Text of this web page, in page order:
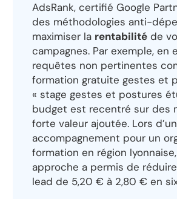
AdsRank, certifié Google
des méthodologies anti-
maximiser la rentabilité de
campagnes. Par exemple, en
requêtes non pertinentes
formation gratuite gestes et
« stage gestes et postures
budget est recentré sur des
forte valeur ajoutée. Lors d’un
accompagnement pour un
formation en région
approche a permis de
lead de 5,20 € à 2,80 € en